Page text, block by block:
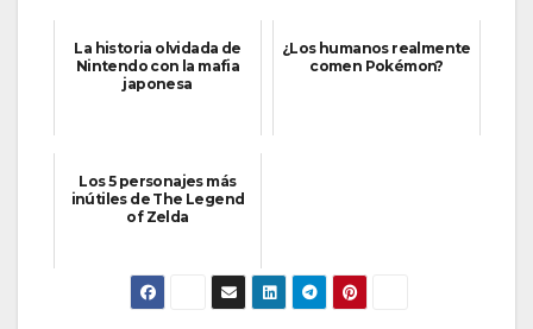
La historia olvidada de
Nintendo con la mafia
japonesa
¿Los humanos realmente
comen Pokémon?
Los 5 personajes más
inútiles de The Legend
of Zelda